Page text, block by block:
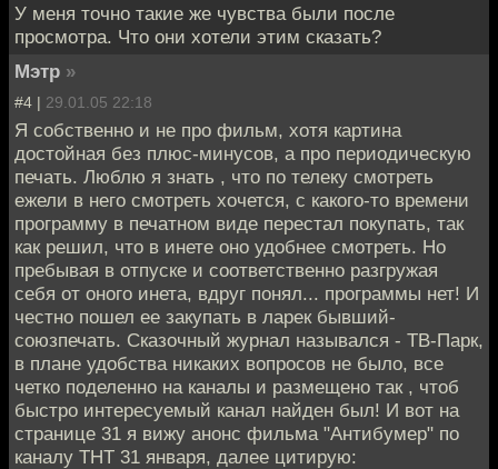
У меня точно такие же чувства были после
просмотра. Что они хотели этим сказать?
Мэтр »
#4 | 29.01.05 22:18
Я собственно и не про фильм, хотя картина
достойная без плюс-минусов, а про периодическую
печать. Люблю я знать , что по телеку смотреть
ежели в него смотреть хочется, с какого-то времени
программу в печатном виде перестал покупать, так
как решил, что в инете оно удобнее смотреть. Но
пребывая в отпуске и соответственно разгружая
себя от оного инета, вдруг понял... программы нет! И
честно пошел ее закупать в ларек бывший-
союзпечать. Сказочный журнал назывался - ТВ-Парк,
в плане удобства никаких вопросов не было, все
четко поделенно на каналы и размещено так , чтоб
быстро интересуемый канал найден был! И вот на
странице 31 я вижу анонс фильма "Антибумер" по
каналу ТНТ 31 января, далее цитирую: